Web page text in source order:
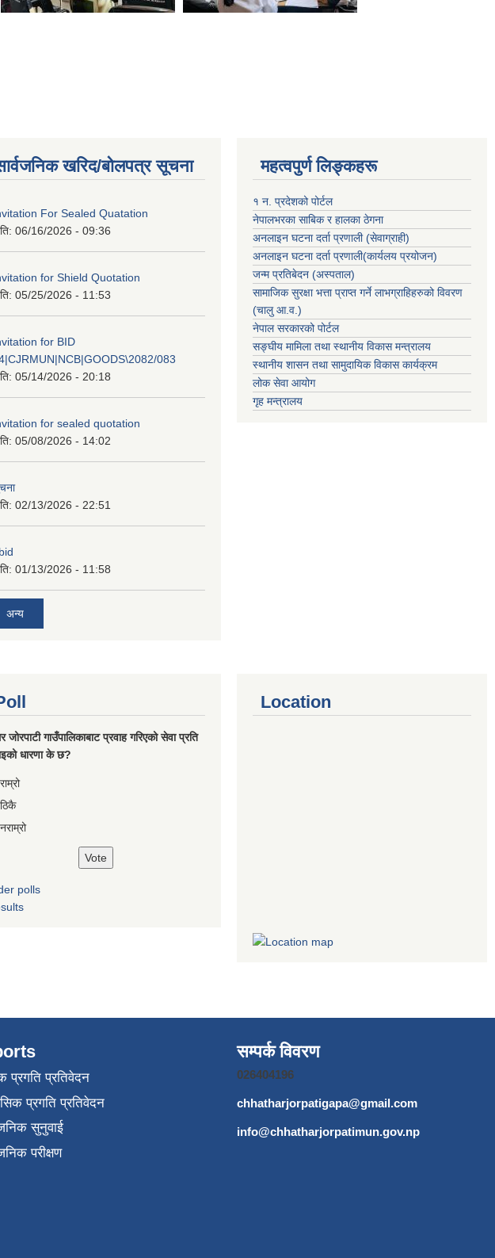
खरिद/बोलपत्र सूचना
For Sealed Quatation
06/16/2026 - 09:36
for Shield Quotation
05/25/2026 - 11:53
for BID
083
05/14/2026 - 20:18
for sealed quotation
05/08/2026 - 14:02
02/13/2026 - 22:51
01/13/2026 - 11:58
अन्य
महत्वपुर्ण लिङ्कहरू
१ न. प्रदेशको पोर्टल
नेपालभरका साबिक र हालका ठेगना
अनलाइन घटना दर्ता प्रणाली (सेवाग्राही)
अनलाइन घटना दर्ता प्रणाली(कार्यलय प्रयोजन)
जन्म प्रतिबेदन (अस्पताल)
सामाजिक सुरक्षा भत्ता प्राप्त गर्ने लाभग्राहिहरुको विवरण
(चालु आ.व.)
नेपाल सरकारको पोर्टल
सङ्घीय मामिला तथा स्थानीय विकास मन्त्रालय
स्थानीय शासन तथा सामुदायिक विकास कार्यक्रम
लोक सेवा आयोग
गृह मन्त्रालय
जोरपाटी गाउँपालिकाबाट प्रवाह गरिएको सेवा प्रति
धारणा के छ?
राम्रो
ठिकै
नराम्रो
polls
Location
प्रगति प्रतिवेदन
प्रगति प्रतिवेदन
सुनुवाई
परीक्षण
सम्पर्क विवरण
026404196
chhatharjorpatigapa@gmail.com
info@chhatharjorpatimun.gov.np